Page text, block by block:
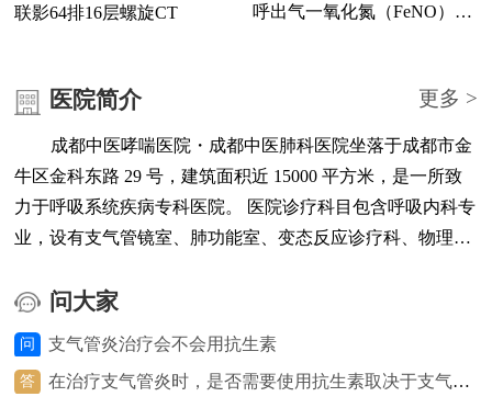
联影64排16层螺旋CT
呼出气一氧化氮（FeNO）测
医院简介 更多 >
成都中医哮喘医院・成都中医肺科医院坐落于成都市金
牛区金科东路 29 号，建筑面积近 15000 平方米，是一所致
力于呼吸系统疾病专科医院。 医院诊疗科目包含呼吸内科专
业，设有支气管镜室、肺功能室、变态反应诊疗科、物理治
心等科室与功能区域。 医院配备联影 64 排 16 层螺旋 CT、
联影数字放射成像系统（DR）、NSA800 全自动生化分析系
统、呼出气一氧化氮（FeNO）测定仪等医疗设备，并组建
有呼吸与危重症医学科、检验科、影像科、病理科等多学科
问大家
问 支气管炎治疗会不会用抗生素
答
在治疗支气管炎时，是否需要使用抗生素取决于支气管